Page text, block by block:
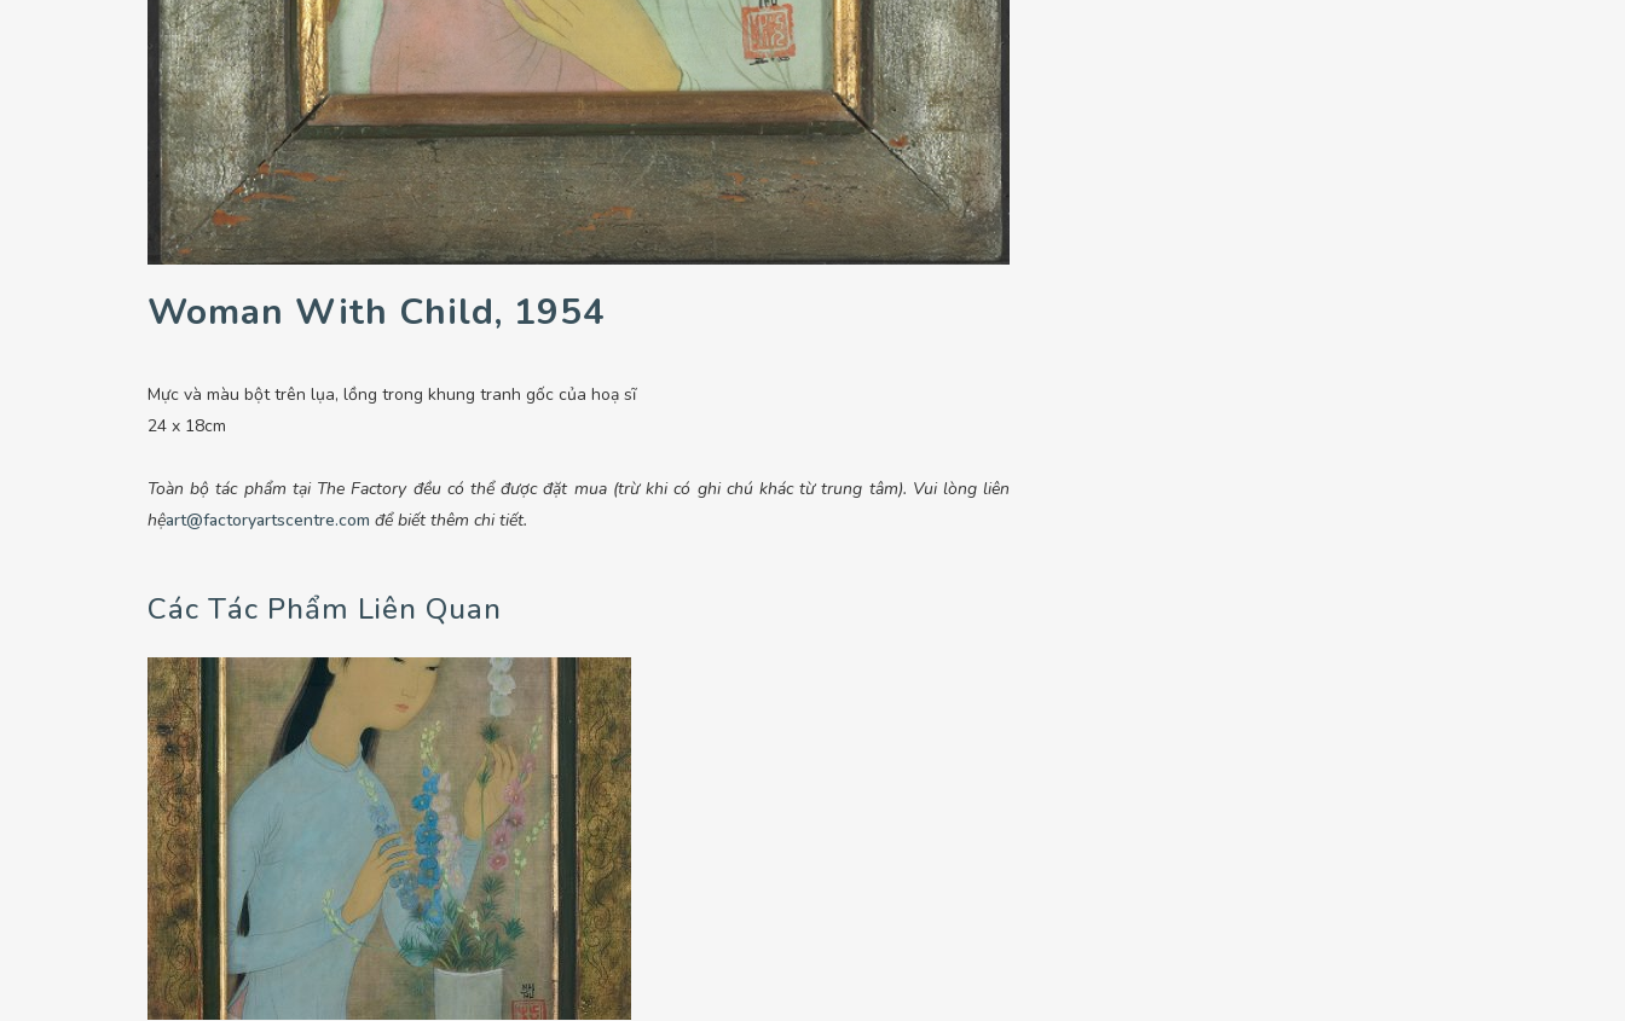
Woman With Child, 1954
Mực và màu bột trên lụa, lồng trong khung tranh gốc của hoạ sĩ
24 x 18cm
Toàn bộ tác phẩm tại The Factory đều có thể được đặt mua (trừ khi có ghi chú khác từ trung tâm). Vui lòng liên
hệart@factoryartscentre.com để biết thêm chi tiết.
Các Tác Phẩm Liên Quan